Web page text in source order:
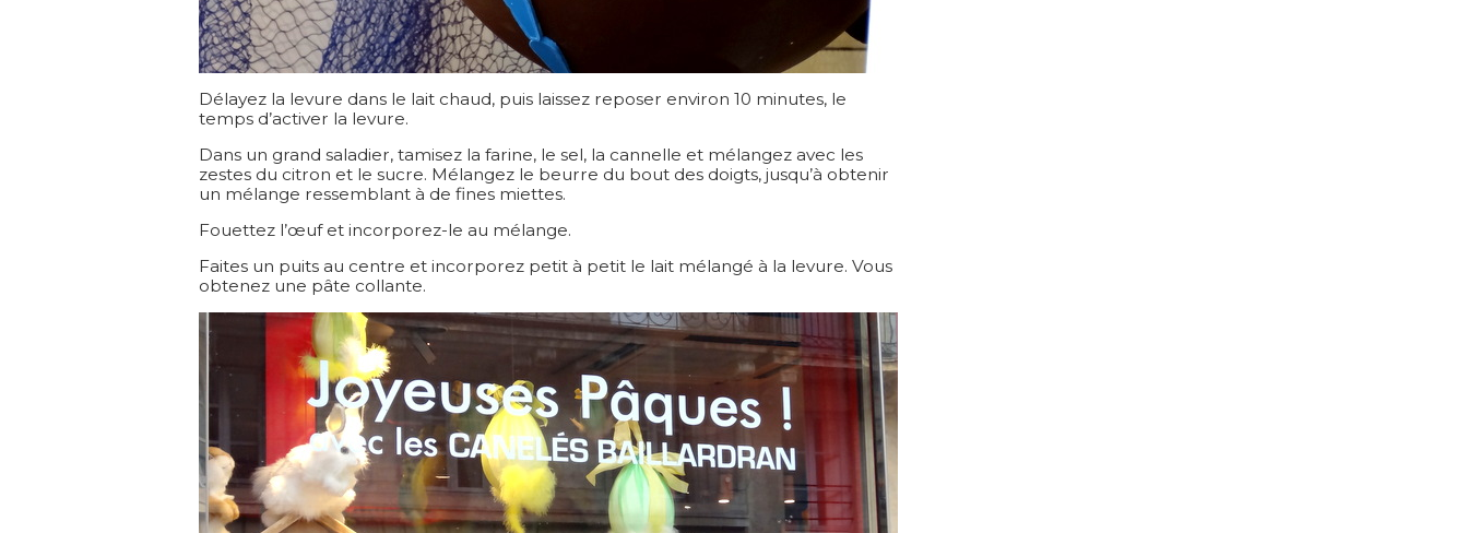
Délayez la levure dans le lait chaud, puis laissez reposer environ 10 minutes, le
temps d’activer la levure.
Dans un grand saladier, tamisez la farine, le sel, la cannelle et mélangez avec les
zestes du citron et le sucre. Mélangez le beurre du bout des doigts, jusqu’à obtenir
un mélange ressemblant à de fines miettes.
Fouettez l’œuf et incorporez-le au mélange.
Faites un puits au centre et incorporez petit à petit le lait mélangé à la levure. Vous
obtenez une pâte collante.